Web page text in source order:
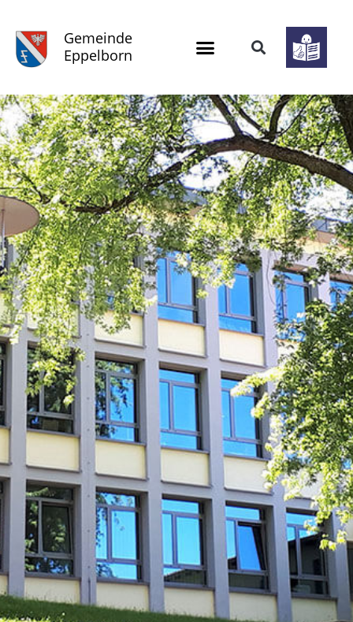
Gemeinde
Eppelborn